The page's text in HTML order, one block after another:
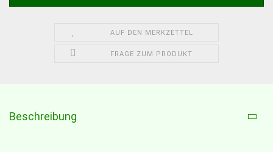
AUF DEN MERKZETTEL
FRAGE ZUM PRODUKT
Beschreibung